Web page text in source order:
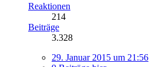
Reaktionen
214
Beiträge
3.328
29. Januar 2015 um 21:56